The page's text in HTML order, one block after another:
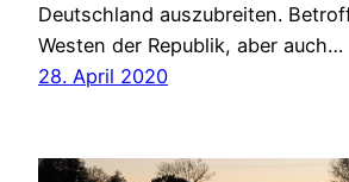
Deutschland auszubreiten.
Westen der Republik, aber auch…
28. April 2020